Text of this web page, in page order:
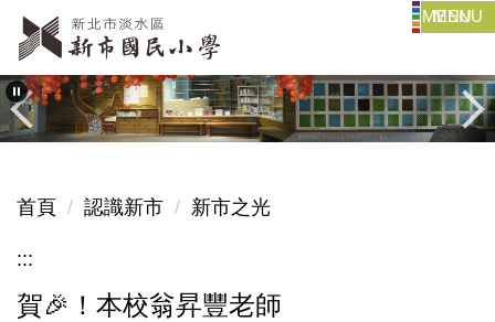
跳
到
主
要
內
區
MENU
首頁 認識新市 新市之光
:::
賀🎉！本校翁昇豐老師